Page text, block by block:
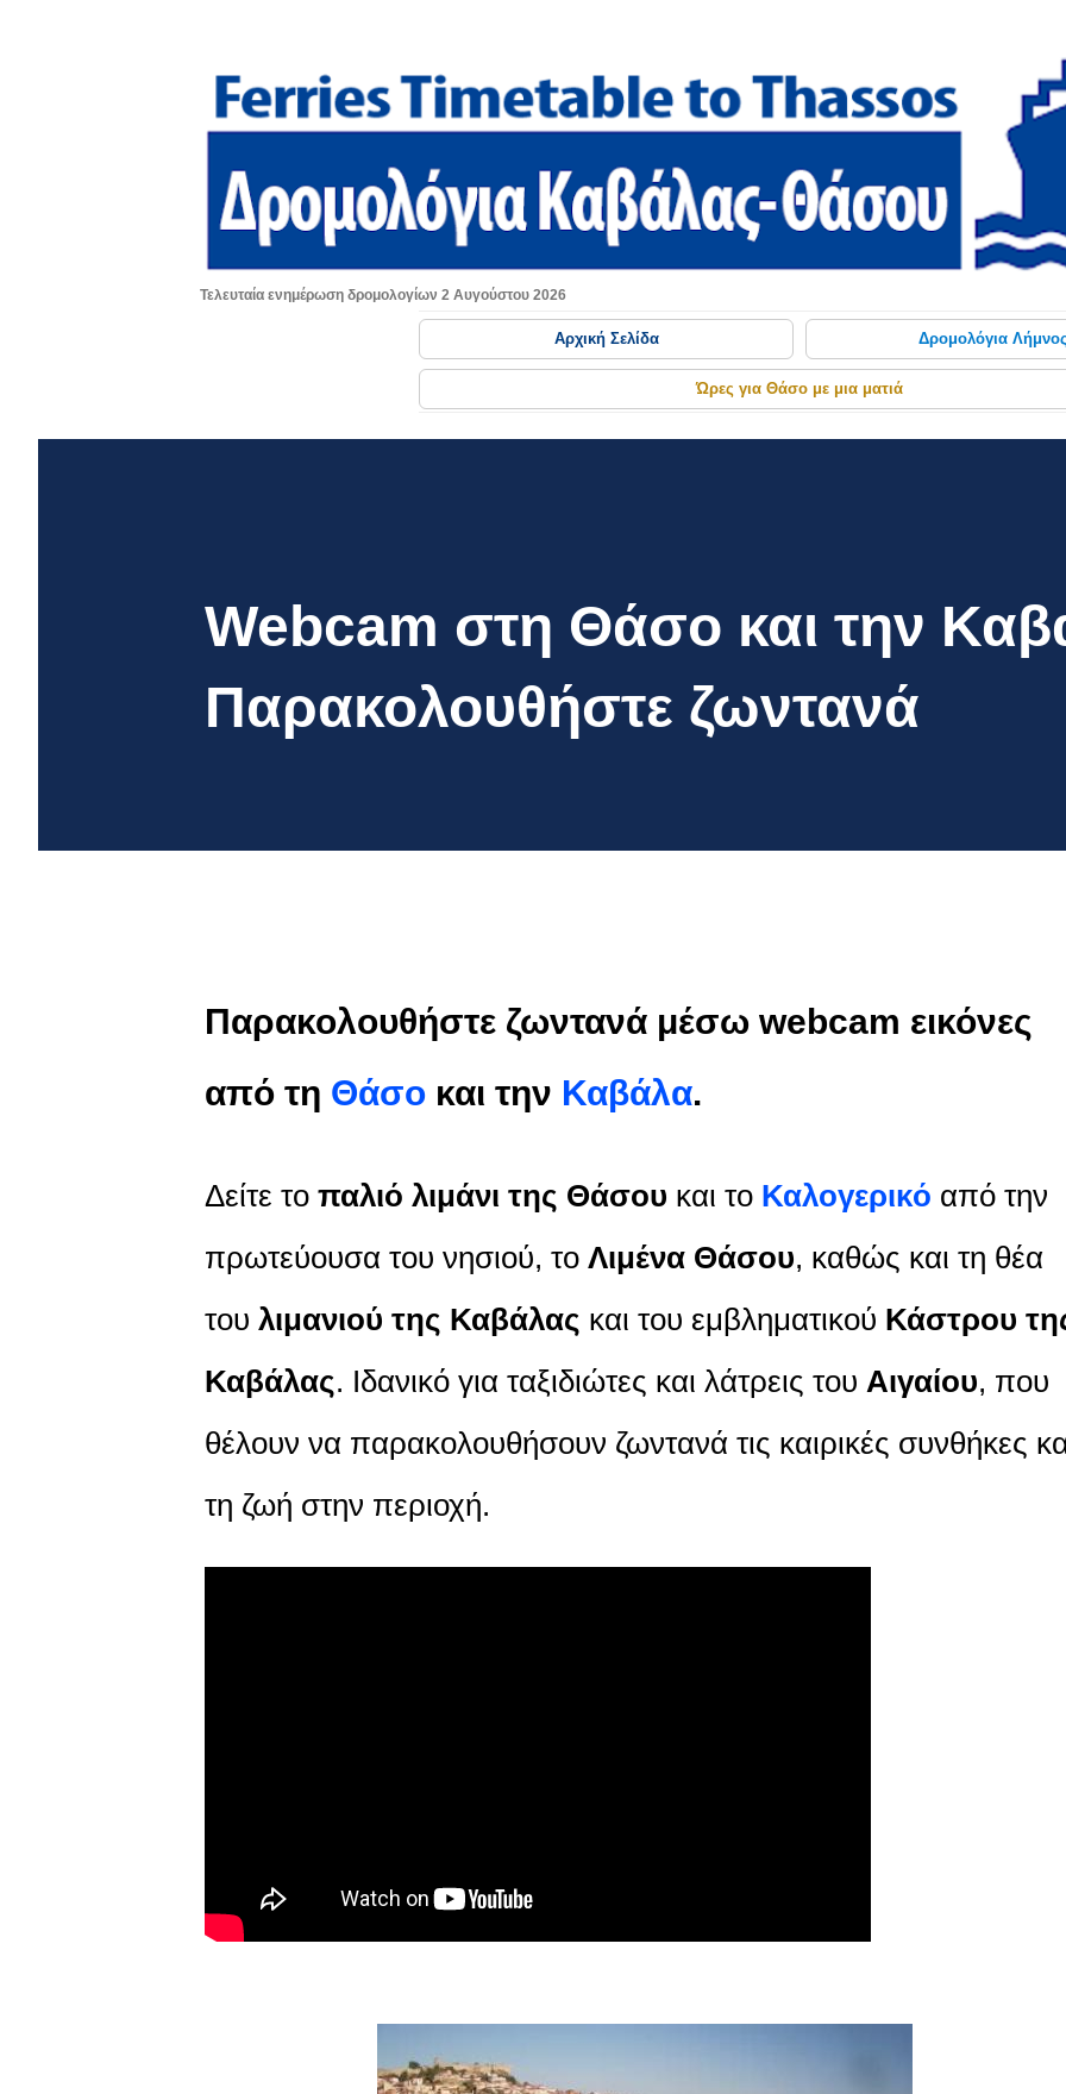
Τελευταία ενημέρωση δρομολογίων 2 Αυγούστου 2026
Αρχική Σελίδα Δρομολόγια
Ώρες για Θάσο με μια ματιά
Webcam στη Θάσο και την
Παρακολουθήστε ζωντανά
Παρακολουθήστε ζωντανά μέσω webcam εικόνες
από τη Θάσο και την Καβάλα.
Δείτε το παλιό λιμάνι της Θάσου και το Καλογερικό από την
πρωτεύουσα του νησιού, το Λιμένα Θάσου, καθώς και τη θέα
του λιμανιού της Καβάλας και του εμβληματικού Κάστρου
Καβάλας. Ιδανικό για ταξιδιώτες και λάτρεις του Αιγαίου, που
θέλουν να παρακολουθήσουν ζωντανά τις καιρικές συνθήκες
τη ζωή στην περιοχή.